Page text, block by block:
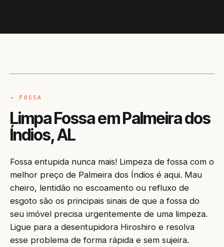
→ FOSSA
Limpa Fossa em Palmeira dos
Índios, AL
Fossa entupida nunca mais! Limpeza de fossa com o
melhor preço de Palmeira dos Índios é aqui. Mau
cheiro, lentidão no escoamento ou refluxo de
esgoto são os principais sinais de que a fossa do
seu imóvel precisa urgentemente de uma limpeza.
Ligue para a desentupidora Hiroshiro e resolva
esse problema de forma rápida e sem sujeira.